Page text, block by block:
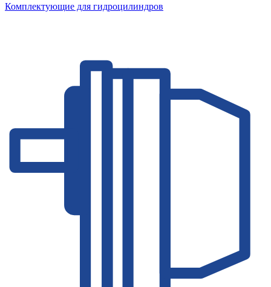
Комплектующие для гидроцилиндров